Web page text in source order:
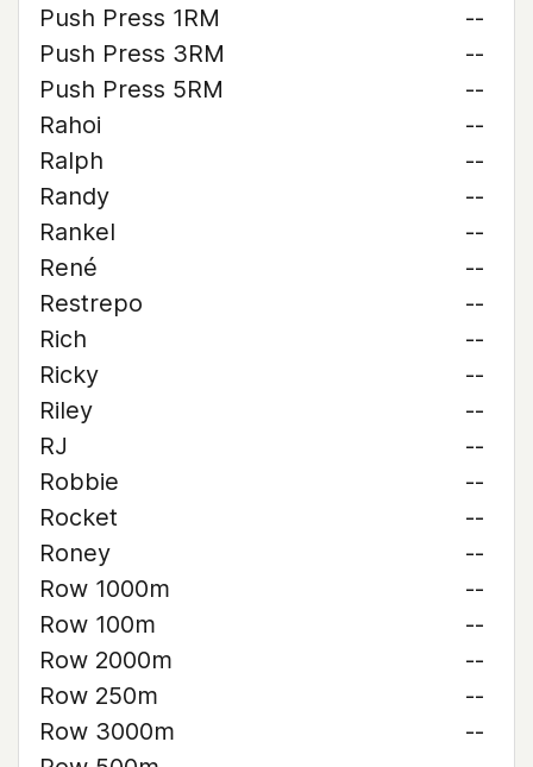
Push Press 1RM
--
Push Press 3RM
--
Push Press 5RM
--
Rahoi
--
Ralph
--
Randy
--
Rankel
--
René
--
Restrepo
--
Rich
--
Ricky
--
Riley
--
RJ
--
Robbie
--
Rocket
--
Roney
--
Row 1000m
--
Row 100m
--
Row 2000m
--
Row 250m
--
Row 3000m
--